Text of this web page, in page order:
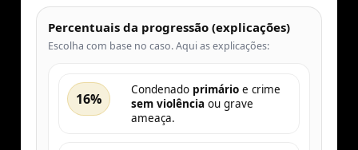
Percentuais da progressão (explicações)
Escolha com base no caso. Aqui as explicações:
16%
Condenado primário e crime
sem violência ou grave
ameaça.